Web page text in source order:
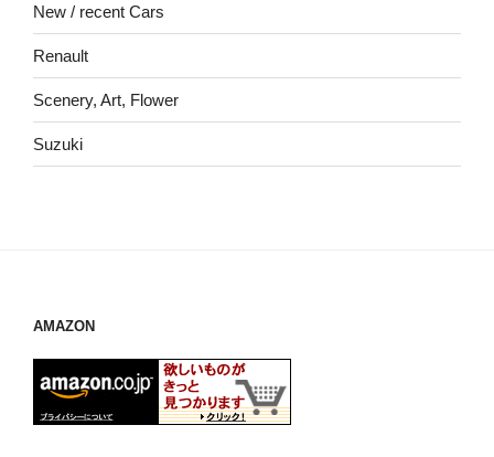
New / recent Cars
Renault
Scenery, Art, Flower
Suzuki
AMAZON